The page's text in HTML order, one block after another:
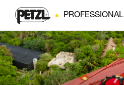
PROFESSIONAL